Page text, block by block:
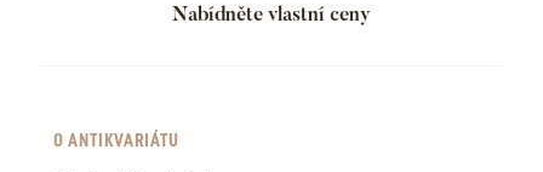
Nabídněte vlastní ceny
O ANTIKVARIÁTU